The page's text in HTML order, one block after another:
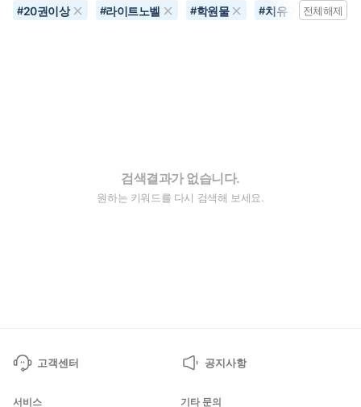
#20권이상 #라이트노벨 #학원물 #치유 #의학
전체해제
검색결과가 없습니다.
원하는 키워드를 다시 검색해 보세요.
고객센터 공지사항
서비스 기타 문의